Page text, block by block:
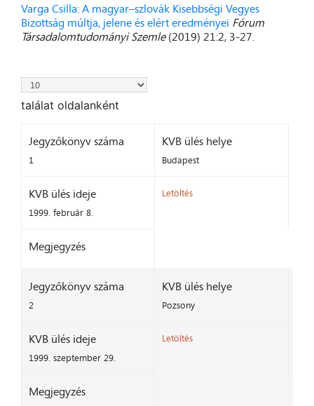
Varga Csilla: A magyar–szlovák Kisebbségi Vegyes
Bizottság múltja, jelene és elért eredményei Fórum
Társadalomtudományi Szemle(2019) 21:2, 3-27.
találat oldalanként
Jegyzőkönyv száma
1
KVB ülés helye
Budapest
KVB ülés ideje
1999. február 8.
Letöltés
Megjegyzés
Jegyzőkönyv száma
2
KVB ülés helye
Pozsony
KVB ülés ideje
1999. szeptember 29.
Letöltés
Megjegyzés